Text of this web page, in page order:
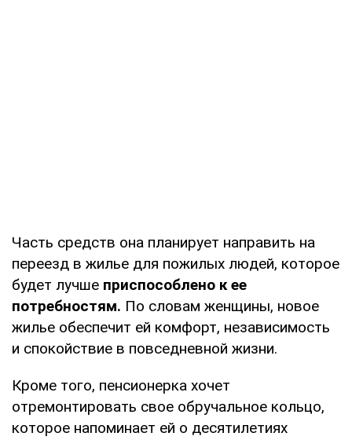
Часть средств она планирует направить на
переезд в жилье для пожилых людей, которое
будет лучше приспособлено к ее
потребностям. По словам женщины, новое
жилье обеспечит ей комфорт, независимость
и спокойствие в повседневной жизни.
Кроме того, пенсионерка хочет
отремонтировать свое обручальное кольцо,
которое напоминает ей о десятилетиях